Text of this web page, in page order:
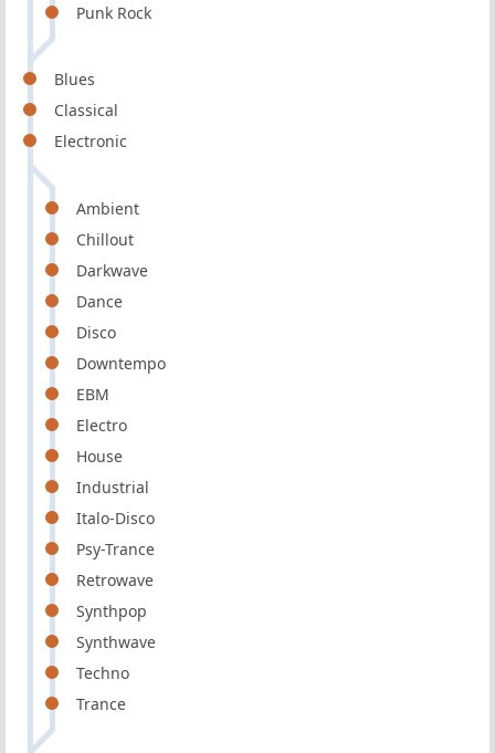
Punk Rock
Blues
Classical
Electronic
Ambient
Chillout
Darkwave
Dance
Disco
Downtempo
EBM
Electro
House
Industrial
Italo-Disco
Psy-Trance
Retrowave
Synthpop
Synthwave
Techno
Trance